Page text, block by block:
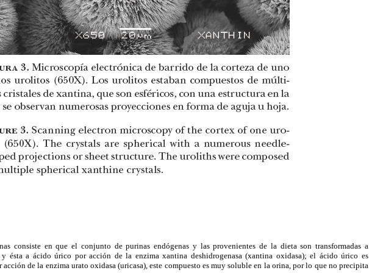
consiste en que el conjunto de purinas endógenas y las provenientes de la dieta son transformadas a
ésta a ácido úrico por acción de la enzima xantina deshidrogenasa (xantina oxidasa); el ácido úrico es
de la enzima urato oxidasa (uricasa), este compuesto es muy soluble en la orina, por lo que no precipita